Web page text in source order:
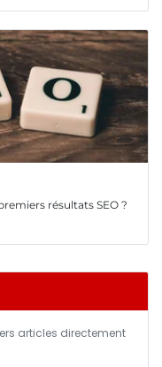
résultats SEO ?
articles directement